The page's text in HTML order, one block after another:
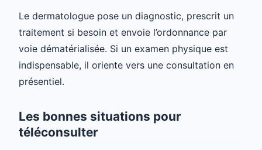
Le dermatologue pose un diagnostic, prescrit un
traitement si besoin et envoie l’ordonnance par
voie dématérialisée. Si un examen physique est
indispensable, il oriente vers une consultation en
présentiel.
Les bonnes situations pour
téléconsulter